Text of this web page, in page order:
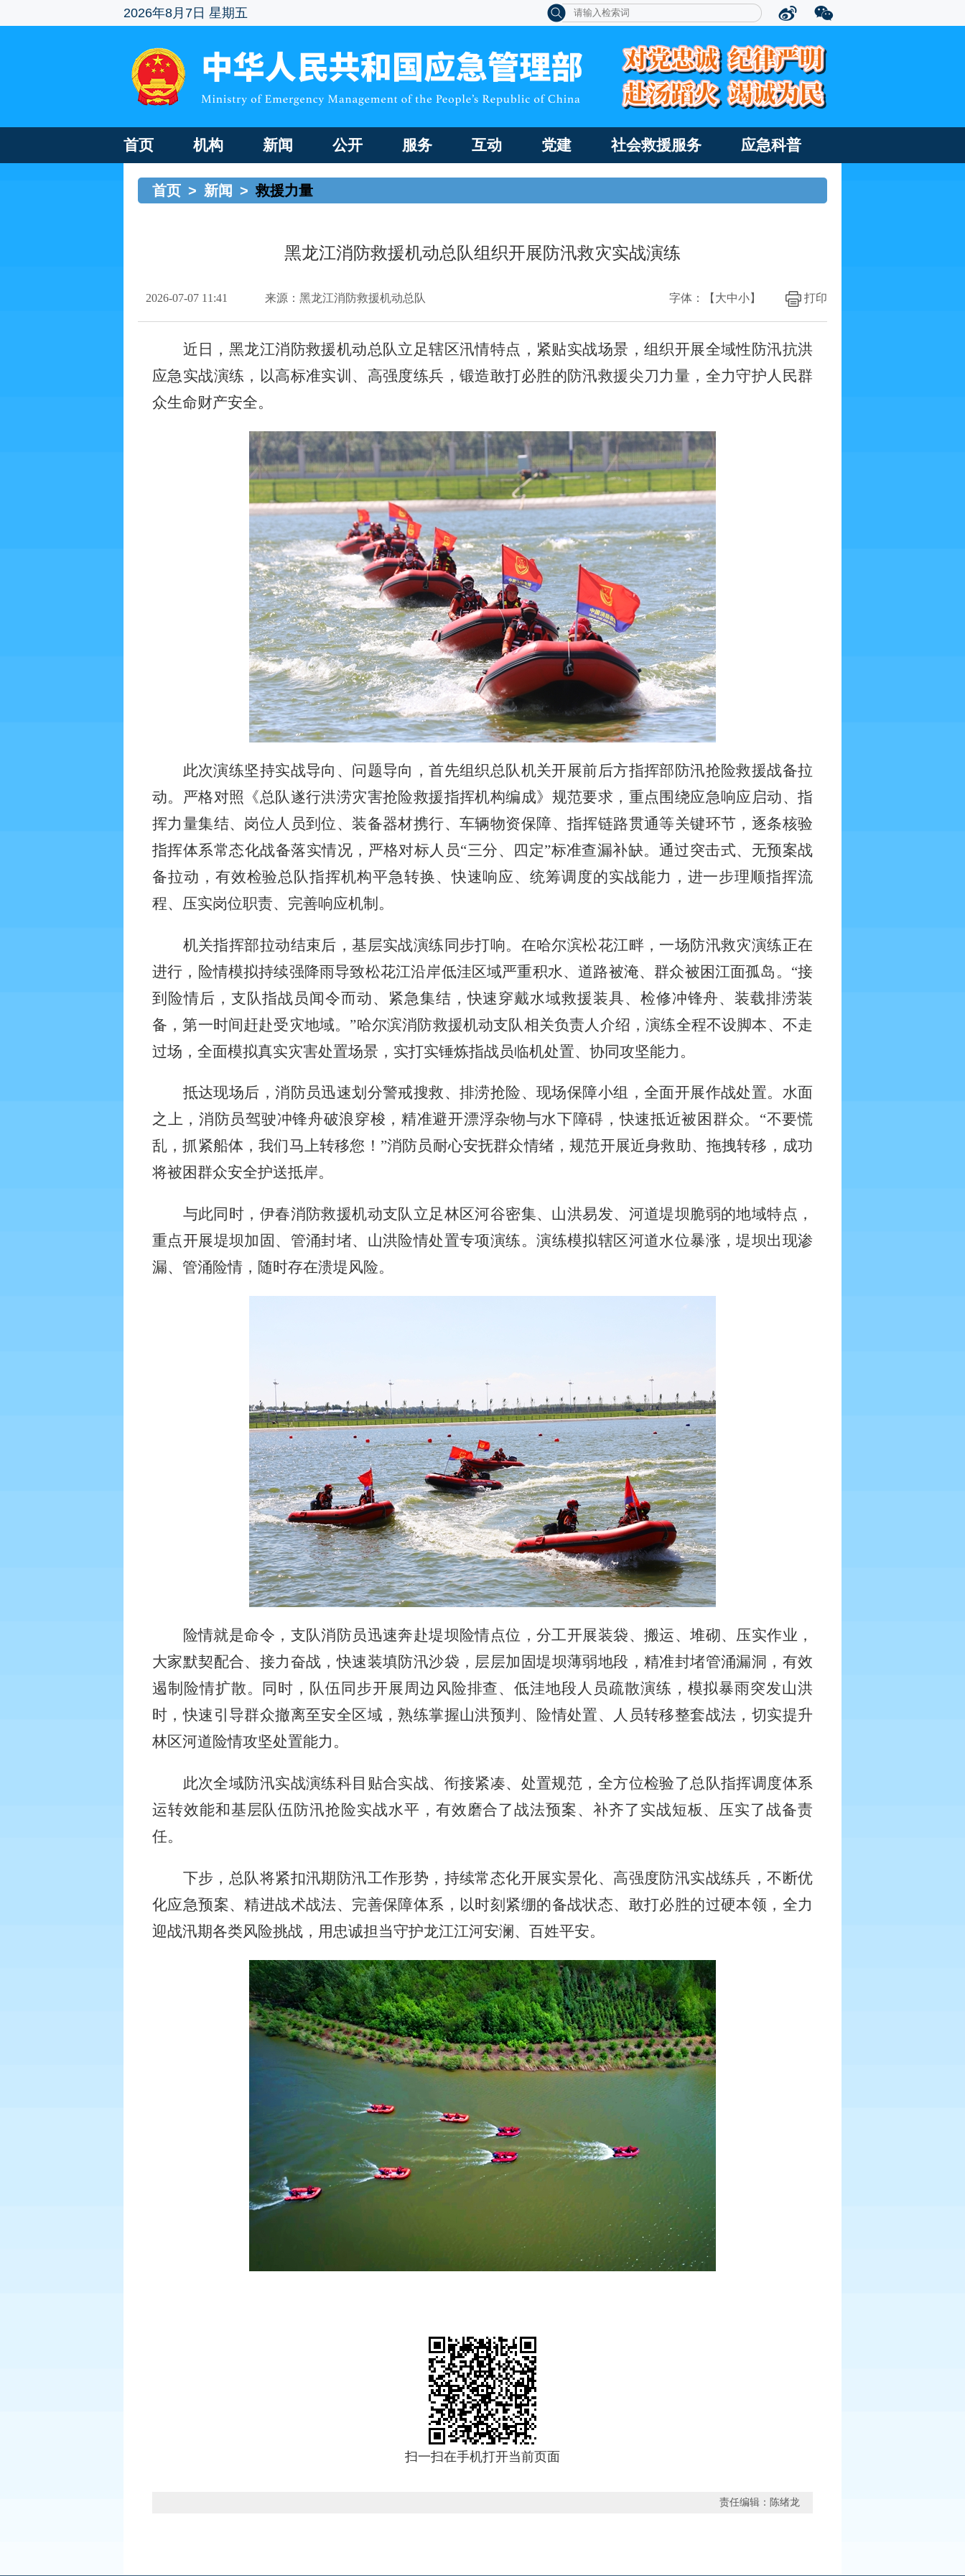
2026年8月7日 星期五
首页 机构 新闻 公开 服务 互动 党建 社会救援服务 应急科普
首页 > 新闻 > 救援力量
黑龙江消防救援机动总队组织开展防汛救灾实战演练
2026-07-07 11:41 来源：黑龙江消防救援机动总队 打印
字体：【 大中小】
近日，黑龙江消防救援机动总队立足辖区汛情特点，紧贴实战场景，组织开展全域性防汛抗洪
应急实战演练，以高标准实训、高强度练兵，锻造敢打必胜的防汛救援尖刀力量，全力守护人民群
众生命财产安全。
此次演练坚持实战导向、问题导向，首先组织总队机关开展前后方指挥部防汛抢险救援战备拉
动。严格对照《总队遂行洪涝灾害抢险救援指挥机构编成》规范要求，重点围绕应急响应启动、指
挥力量集结、岗位人员到位、装备器材携行、车辆物资保障、指挥链路贯通等关键环节，逐条核验
指挥体系常态化战备落实情况，严格对标人员“三分、四定”标准查漏补缺。通过突击式、无预案战
备拉动，有效检验总队指挥机构平急转换、快速响应、统筹调度的实战能力，进一步理顺指挥流
程、压实岗位职责、完善响应机制。
机关指挥部拉动结束后，基层实战演练同步打响。在哈尔滨松花江畔，一场防汛救灾演练正在
进行，险情模拟持续强降雨导致松花江沿岸低洼区域严重积水、道路被淹、群众被困江面孤岛。 “接
到险情后，支队指战员闻令而动、紧急集结，快速穿戴水域救援装具、检修冲锋舟、装载排涝装
备，第一时间赶赴受灾地域。”哈尔滨消防救援机动支队相关负责人介绍，演练全程不设脚本、不走
过场，全面模拟真实灾害处置场景，实打实锤炼指战员临机处置、协同攻坚能力。
抵达现场后，消防员迅速划分警戒搜救、排涝抢险、现场保障小组，全面开展作战处置。水面
之上，消防员驾驶冲锋舟破浪穿梭，精准避开漂浮杂物与水下障碍，快速抵近被困群众。 “不要慌
乱，抓紧船体，我们马上转移您！”消防员耐心安抚群众情绪，规范开展近身救助、拖拽转移，成功
将被困群众安全护送抵岸。
与此同时，伊春消防救援机动支队立足林区河谷密集、山洪易发、河道堤坝脆弱的地域特点，
重点开展堤坝加固、管涌封堵、山洪险情处置专项演练。演练模拟辖区河道水位暴涨，堤坝出现渗
漏、管涌险情，随时存在溃堤风险。
险情就是命令，支队消防员迅速奔赴堤坝险情点位，分工开展装袋、搬运、堆砌、压实作业，
大家默契配合、接力奋战，快速装填防汛沙袋，层层加固堤坝薄弱地段，精准封堵管涌漏洞，有效
遏制险情扩散。同时，队伍同步开展周边风险排查、低洼地段人员疏散演练，模拟暴雨突发山洪
时，快速引导群众撤离至安全区域，熟练掌握山洪预判、险情处置、人员转移整套战法，切实提升
林区河道险情攻坚处置能力。
此次全域防汛实战演练科目贴合实战、衔接紧凑、处置规范，全方位检验了总队指挥调度体系
运转效能和基层队伍防汛抢险实战水平，有效磨合了战法预案、补齐了实战短板、压实了战备责
任。
下步， 总队将紧扣汛期防汛工作形势，持续常态化开展实景化、高强度防汛实战练兵，不断优
化应急预案、精进战术战法、完善保障体系，以时刻紧绷的备战状态、敢打必胜的过硬本领，全力
迎战汛期各类风险挑战，用忠诚担当守护龙江江河安澜、百姓平安。
扫一扫在手机打开当前页面
责任编辑：陈绪龙